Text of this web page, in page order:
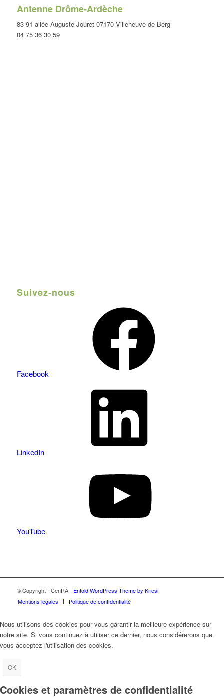
Antenne Drôme-Ardèche
83-91 allée Auguste Jouret 07170 Villeneuve-de-Berg
04 75 36 30 59
Suivez-nous
Facebook
LinkedIn
YouTube
© Copyright - CenRA - Enfold WordPress Theme by Kriesi
Mentions légales
Politique de confidentialité
Nous utilisons des cookies pour vous garantir la meilleure expérience sur
notre site. Si vous continuez à utiliser ce dernier, nous considérerons que
vous acceptez l'utilisation des cookies.
OK
Cookies et paramètres de confidentialité